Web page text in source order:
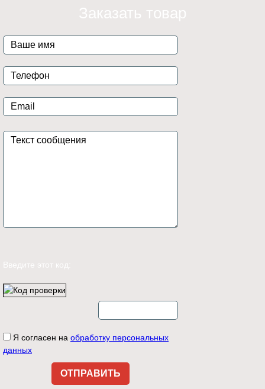
Заказать товар
Введите этот код:
Я согласен на обработку персональных
данных